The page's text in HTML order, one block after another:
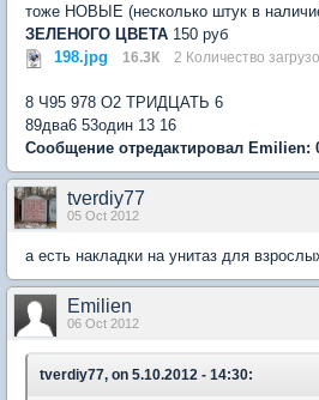
тоже НОВЫЕ (несколько штук в
ЗЕЛЕНОГО ЦВЕТА 150 руб
198.jpg
16.3К 2 Количество
8 Ч95 978 О2 ТРИДЦАТЬ 6
89два6 53один 13 16
Сообщение отредактировал Emilien:
tverdiy77
05 Oct 2012
а есть накладки на унитаз для
Emilien
06 Oct 2012
tverdiy77, on 5.10.2012 - 14:30: